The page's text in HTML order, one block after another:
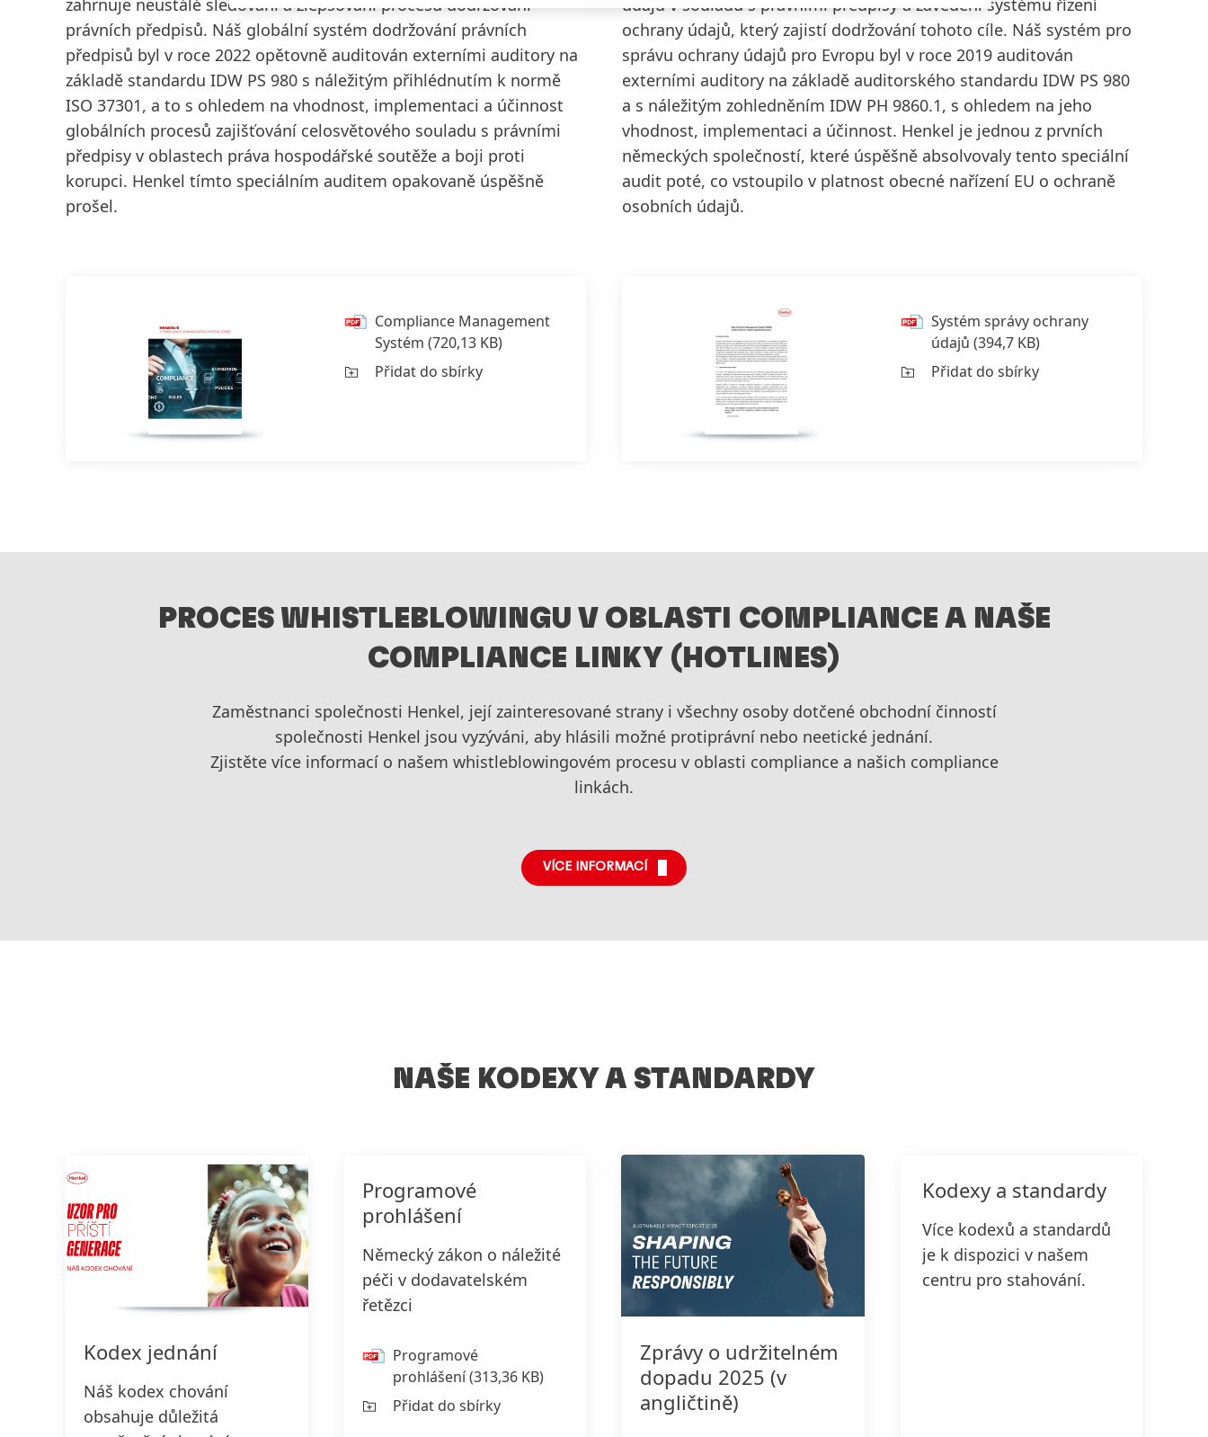
zahrnuje neustálé sledování a zlepšování procesu dodržování
právních předpisů. Náš globální systém dodržování právních
předpisů byl v roce 2022 opětovně auditován externími auditory na
základě standardu IDW PS 980 s náležitým přihlédnutím k normě
ISO 37301, a to s ohledem na vhodnost, implementaci a účinnost
globálních procesů zajišťování celosvětového souladu s právními
předpisy v oblastech práva hospodářské soutěže a boji proti
korupci. Henkel tímto speciálním auditem opakovaně úspěšně
prošel.
Compliance Management
Systém (720,13 KB)
Přidat do sbírky
údajů v souladu s právními předpisy a zavedení systému řízení
ochrany údajů, který zajistí dodržování tohoto cíle. Náš systém pro
správu ochrany údajů pro Evropu byl v roce 2019 auditován
externími auditory na základě auditorského standardu IDW PS 980
a s náležitým zohledněním IDW PH 9860.1, s ohledem na jeho
vhodnost, implementaci a účinnost. Henkel je jednou z prvních
německých společností, které úspěšně absolvovaly tento speciální
audit poté, co vstoupilo v platnost obecné nařízení EU o ochraně
osobních údajů.
Systém správy ochrany
údajů (394,7 KB)
Přidat do sbírky
PROCES WHISTLEBLOWINGU V OBLASTI COMPLIANCE A NAŠE
COMPLIANCE LINKY (HOTLINES)
Zaměstnanci společnosti Henkel, její zainteresované strany i všechny osoby dotčené obchodní činností
společnosti Henkel jsou vyzýváni, aby hlásili možné protiprávní nebo neetické jednání.
Zjistěte více informací o našem whistleblowingovém procesu v oblasti compliance a našich compliance
linkách.
VÍCE INFORMACÍ
NAŠE KODEXY A STANDARDY
Kodex jednání
Náš kodex chování
obsahuje důležitá
Programové
prohlášení
Německý zákon o náležité
péči v dodavatelském
řetězci
Programové
prohlášení(313,36 KB)
Přidat do sbírky
Zprávy o udržitelném
dopadu 2025 (v
angličtině)
Kodexy a standardy
Více kodexů a standardů
je k dispozici v našem
centru pro stahování.